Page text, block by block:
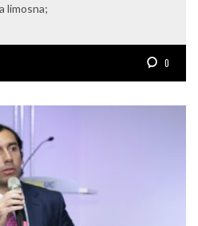
limosna;
0